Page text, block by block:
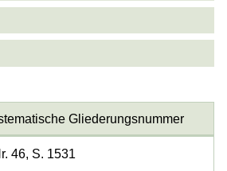
Gliederungsnummer
46, S. 1531